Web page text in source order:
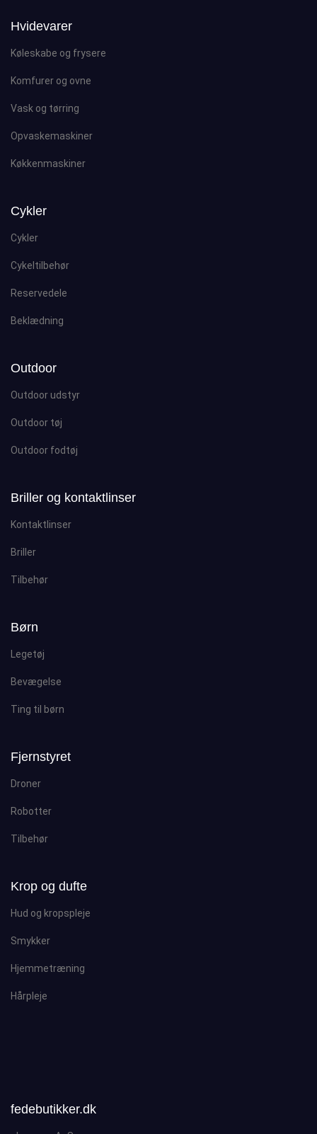
Hvidevarer
Køleskabe og frysere
Komfurer og ovne
Vask og tørring
Opvaskemaskiner
Køkkenmaskiner
Cykler
Cykler
Cykeltilbehør
Reservedele
Beklædning
Outdoor
Outdoor udstyr
Outdoor tøj
Outdoor fodtøj
Briller og kontaktlinser
Kontaktlinser
Briller
Tilbehør
Børn
Legetøj
Bevægelse
Ting til børn
Fjernstyret
Droner
Robotter
Tilbehør
Krop og dufte
Hud og kropspleje
Smykker
Hjemmetræning
Hårpleje
fedebutikker.dk